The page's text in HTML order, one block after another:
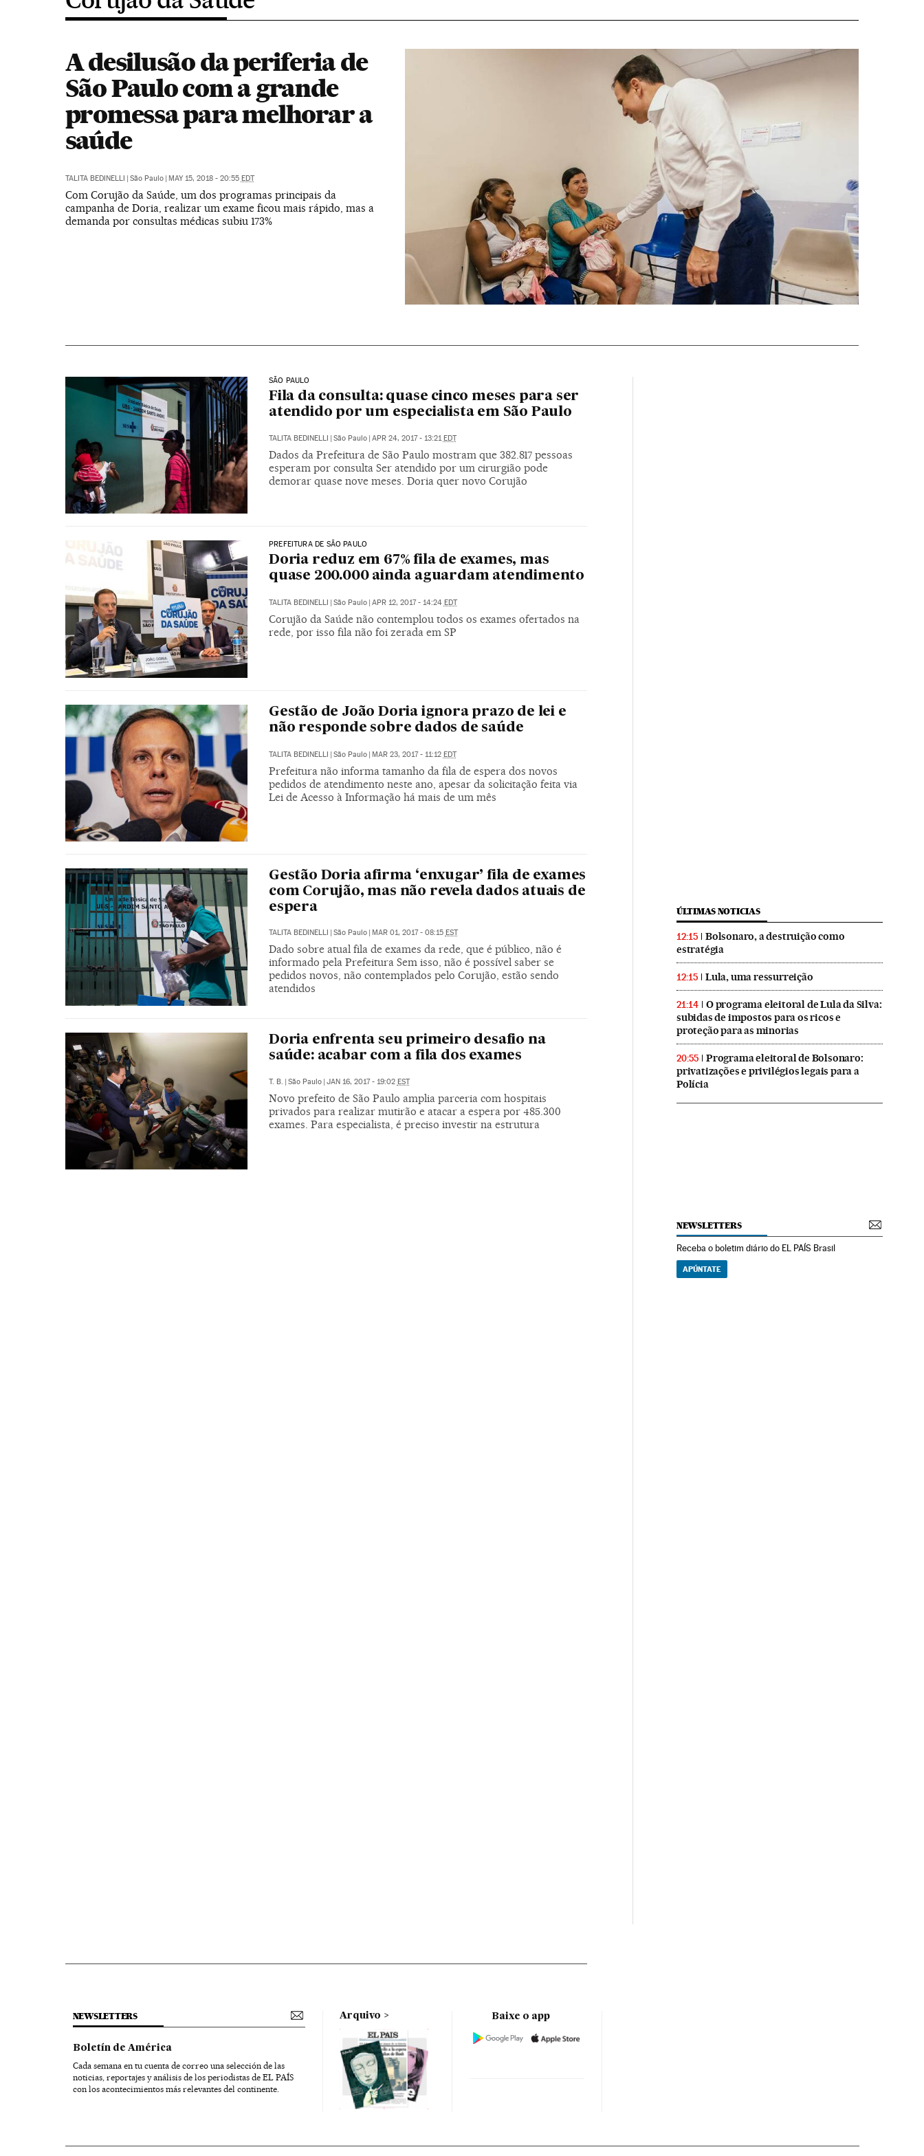
A desilusão da periferia de
São Paulo com a grande
promessa para melhorar a
saúde
TALITA BEDINELLI | São Paulo | MAY 15, 2018 - 20:55 EDT
Com Corujão da Saúde, um dos programas principais da
campanha de Doria, realizar um exame ficou mais rápido, mas a
demanda por consultas médicas subiu 173%
SÃO PAULO
Fila da consulta: quase cinco meses para ser
atendido por um especialista em São Paulo
TALITA BEDINELLI | São Paulo | APR 24, 2017 - 13:21EDT
Dados da Prefeitura de São Paulo mostram que 382.817 pessoas
esperam por consulta Ser atendido por um cirurgião pode
demorar quase nove meses. Doria quer novo Corujão
PREFEITURA DE SÃO PAULO
Doria reduz em 67% fila de exames, mas
quase 200.000 ainda aguardam atendimento
TALITA BEDINELLI São Paulo APR 12, 2017 - 14:24 EDT
Corujão da Saúde não contemplou todos os exames ofertados na
rede, por isso fila não foi zerada em SP
Gestão de João Doria ignora prazo de lei e
não responde sobre dados de saúde
TALITA BEDINELLI | São Paulo | MAR 23, 2017 - 11:12 EDT
Prefeitura não informa tamanho da fila de espera dos novos
pedidos de atendimento neste ano, apesar da solicitação feita via
Lei de Acesso à Informação há mais de um mês
Gestão Doria afirma ‘enxugar’ fila de exames
com Corujão, mas não revela dados atuais de
espera
TALITA BEDINELLI | São Paulo | MAR 01, 2017 - 08:15 EST
Dado sobre atual fila de exames da rede, que é público, não é
informado pela Prefeitura Sem isso, não é possível saber se
pedidos novos, não contemplados pelo Corujão, estão sendo
atendidos
Doria enfrenta seu primeiro desafio na
saúde: acabar com a fila dos exames
T. B. São Paulo JAN 16, 2017 - 19:02 EST
Novo prefeito de São Paulo amplia parceria com hospitais
privados para realizar mutirão e atacar a espera por 485.300
exames. Para especialista, é preciso investir na estrutura
ÚLTIMAS NOTICIAS
12:15
Bolsonaro, a destruição como
estratégia
12:15 Lula, uma ressurreição
21:14
O programa eleitoral de Lula da Silva:
subidas de impostos para os ricos e
proteção para as minorias
20:55
Programa eleitoral de Bolsonaro:
privatizações e privilégios legais para a
Polícia
NEWSLETTERS
Receba o boletim diário do EL PAÍS Brasil
APÚNTATE
NEWSLETTERS
Boletín de América
Cada semana en tu cuenta de correo una selección de las
noticias, reportajes y análisis de los periodistas de EL PAÍS
con los acontecimientos más relevantes del continente.
Arquivo Baixe o app